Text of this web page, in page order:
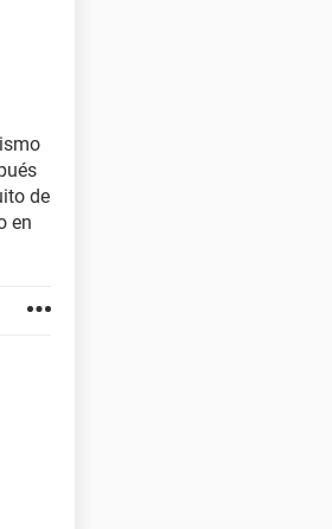
de
en